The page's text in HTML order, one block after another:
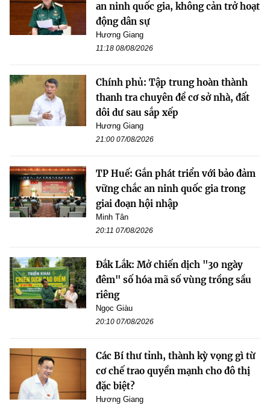
an ninh quốc gia, không cản trở hoạt
động dân sự
Hương Giang
11:18 08/08/2026
Chính phủ: Tập trung hoàn thành
thanh tra chuyên đề cơ sở nhà, đất
dôi dư sau sắp xếp
Hương Giang
21:00 07/08/2026
TP Huế: Gắn phát triển với bảo đảm
vững chắc an ninh quốc gia trong
giai đoạn hội nhập
Minh Tân
20:11 07/08/2026
Đắk Lắk: Mở chiến dịch "30 ngày
đêm" số hóa mã số vùng trồng sầu
riêng
Ngọc Giàu
20:10 07/08/2026
Các Bí thư tỉnh, thành kỳ vọng gì từ
cơ chế trao quyền mạnh cho đô thị
đặc biệt?
Hương Giang